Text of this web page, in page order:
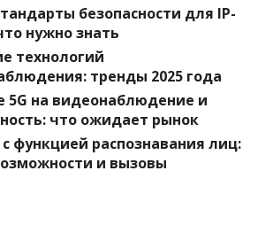
безопасности для IP-
нужно знать
технологий
тренды 2025 года
5G на видеонаблюдение и
что ожидает рынок
функцией распознавания лиц:
и вызовы